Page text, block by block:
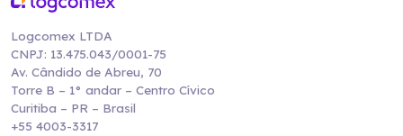
Logcomex LTDA
CNPJ: 13.475.043/0001-75
Av. Cândido de Abreu, 70
Torre B – 1° andar – Centro Cívico
Curitiba – PR – Brasil
+55 4003-3317